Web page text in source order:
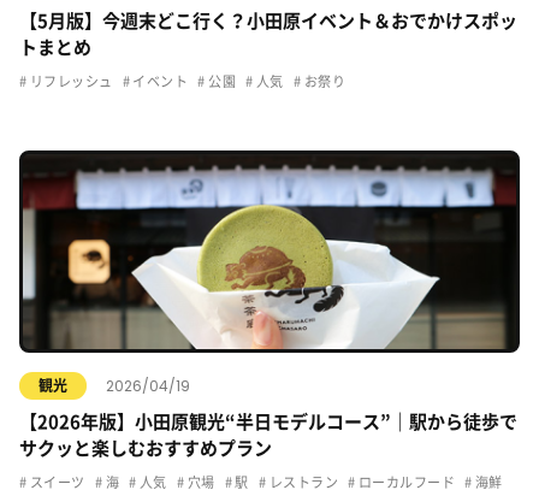
【5月版】今週末どこ行く？小田原イベント＆おでかけスポッ
トまとめ
リフレッシュ イベント 公園 人気 お祭り
観光 2026/04/19
【2026年版】小田原観光“半日モデルコース”｜駅から徒歩で
サクッと楽しむおすすめプラン
スイーツ 海 人気 穴場 駅 レストラン ローカルフード 海鮮